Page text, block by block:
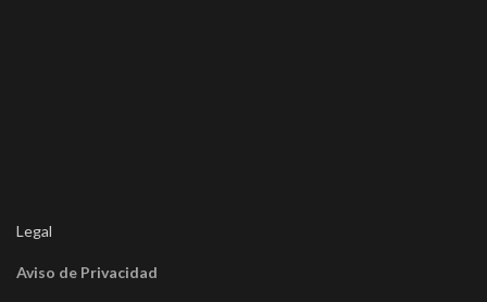
Legal
Aviso de Privacidad